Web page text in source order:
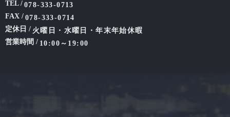
TEL / 078-333-0713
FAX / 078-333-0714
定休日 / 火曜日・水曜日・年末年始休暇
営業時間 / 10:00～19:00